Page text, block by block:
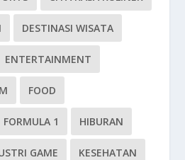
DESTINASI WISATA
ENTERTAINMENT
FOOD
FORMULA 1 HIBURAN
GAME KESEHATAN